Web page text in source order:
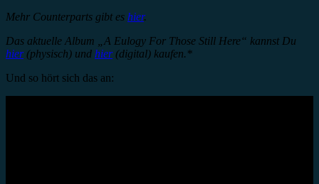
Mehr Counterparts gibt es hier.
Das aktuelle Album „A Eulogy For Those Still Here“ kannst Du
hier(physisch) und hier(digital) kaufen.*
Und so hört sich das an: